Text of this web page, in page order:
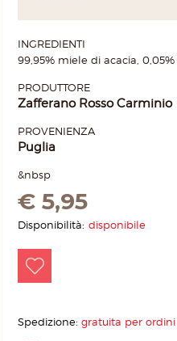
INGREDIENTI
99,95% miele di acacia,
PRODUTTORE
Zafferano Rosso Carminio
PROVENIENZA
Puglia
&nbsp
€ 5,95
Disponibilità: disponibile
Spedizione: gratuita per